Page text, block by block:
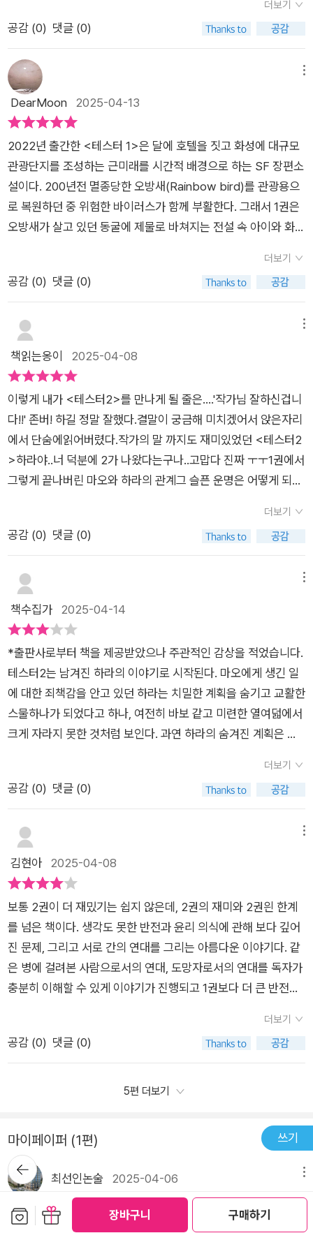
장바구니 구매하기
형 아니잖아. ❞❝당신 류온 아니잖아. ❞❝당신이 내 형일 리가 없
어. 왜냐고? 형은 내가 죽였거든. ❞ 기억을 잃었다고 생각한 휘는
기억을 잃은 척을 한 거였다. 그럼 온이 가짜란 말인가? #제로책
방 #책리뷰 #책기록 #책추천 #청소년도서추천 #가독성좋은도
서 #아이랑함께읽는책 #마오컴백 #한국문학 #북스타그램 #신
간도서추천 #아이부터성인까지 아무것도 없는 자가 단 하나 가
저 빼앗으면 야망이라 불렀다. 그것이 이 빌어먹을 세상의 법칙이
었다. 69p 그 흔한 보험조차 없는 환자가 당당히 VIP실을 요구
했고, 고가의 약과 치료를 아무 불만 없이 모두 수용했다. 현실에
서 의료 윤리보다 중요한 건 입원 환자의 재력이었고, 그 힘은 수
많은 병원 관계자의 궁금증과 호기심을 단번에 잠재우는 위력을
발휘했다. 209p❝그런 감상적인 사고도, 다 여유가 있으니까 가
능한 거야. 눈앞에서 가족이 떠내려가는 걸 보고도, 자식의 시체
쓰듯 던져준 손바닥만 한 그린돔에서 납작 엎드려 조용히 농사만
짓는다고 아무것도 모르는 사람들이 수군거리고 비난해도 어쩔
수 없이 모른 척해. 왜? 살아야 하니까. 나머지 가족의 생계가 걸
린 문제니까. 그렇게 마음껏 슬퍼하고 화낼 수 있는 거, 그거야말
로 아무나 할 수 없는 특권이란 사실을 명심해. ❞217p
두해 두었을까' 하는 생각이 많이 들었다테스터만으로도 이야기
결말도 좋다고 생각했는데 2편 미쳤다이희영 작가님 책은 첫 문
장부터 빠져들어 마지막까지 읽다가 멈출 수가 없다넷플리스 보
다 더 재미있다
가 있었다.치료제를 개발하던 연구원.. 옥상에서 떨어진 마오를
살린 연구원..하라의 치료제를 개발하기 위해 마오를 실험하던 연
구원이었다.사라진 연구노트를 찾는 과정이 새롭게 그려진다.--
📖163p. 인간의 지리멸렬한 삶 따위에 조금도 관심 없다는 듯 자
연은 언제나처럼 고요한 침묵으로 생명을 키웠다. 하라는 문득 자
신의 삶이 창밖에서 하늘거리는 들꽃 한송이만큼의 가치도 없다
직 자신들의 욕망만 앞세우면 결국 다 같이 파멸할 수밖에 없다는
사실을. 길가에 핀 들꽃 한 송이와 벌, 나비조차 꺠달은 공생의 의
미를 지독히도 아둔한 만물의 영장만 모르고 있었다.📖205p.그
녀가 멍하니 서서 오래된 구형 메이드봇을 바라보았다. 어쩌면 이
아이를 지켜준 건, 자신이 만든 치료제가 이닌지도 몰랐다. 이 낡
고 고리타분하며, 인간보다 훨씬 꼬장꼬장한, 바보처럼 착한 저
친구였는지도.📖273p.“언젠가 말씀하셨죠. 인간은 세상에서 사
인칩은 자신가 가장 가까운 사람이 되어준다고 했습니다. 그게 인
연이라고요.”“...”“제 모든 기억을 온전히 가지고 계시길 원합니
다. 그럼 제 브레인칩은 절대 지워지지 않을 겁니다. 제 인연은 하
라 님이 되실 테니까요.”--보보와 진솔 아저씨..인간보다 더 마음
깊은 로봇들을 보며 눈물을 흘렸다.하라를 생각하는 진솔 아저씨
의 대사와 행동에서 단순히 보호자가 아닌 하라를 생각하는 그의
마음이 아름답고, 슬프고, 또 긴 여운으로 남았다.마오와 하라의
앞길에 밝은 미래만 있기를..마오와 보보, 하라와 진솔이 함께하
는, 서로를 위하며 평범한 행복을 꿈꾸는 삶을 살 수 있기를 기대
더보기
공감 (0) 댓글 (0)
DearMoon 2025-04-13
2022년 출간한 <테스터 1>은 달에 호텔을 짓고 화성에 대규모
관광단지를 조성하는 근미래를 시간적 배경으로 하는 SF 장편소
설이다. 200년전 멸종당한 오방새(Rainbow bird)를 관광용으
로 복원하던 중 위험한 바이러스가 함께 부활한다. 그래서 1권은
오방새가 살고 있던 동굴에 제물로 바쳐지는 전설 속 아이와 화성
겼다. 따끈따끈한 후속 <테스터 2>는 류온과 하라의 서사가 교
차하며 진행된다. 강회장으로 대표되는 부와 권력을 가진 소수의
위해 필요한 테스터들을 1권에서 그렸다면 이 기술 개발을 위한
결과값인 기후위기 속에서 삶의 터전이 사라진 사람들을 2권에
서 등장시킨다. 서해바다 근처에 살던 이들은 2년 전 바다에서 생
급하게 지어준 좁은 거주지와 채소와 과일 농사를 그린돔 몇 개만
이 이들에게 남은 생명줄이다. 하지만 이 세계에서 하층민에 가까
운 이들의 사이는 돈독하다. 이반이 소장님이 운영하는 보건소에
는 가족과 이웃을 잃은 이들이 찾아오고 J사장이 운영하는 로봇
들의 무덤인 정크랜드에서는 류온이 폐기휴머노이드를 조립하여
고장은 잦지만 메이드 로봇이나 강아지 로봇을 선물한다. 강회장
과 그의 아들 본부장, 그리고 며느리는 COO, 쿠라고 불리우며 이
벳으로 불리우지만 정크랜드 마을 속 사람들은 류온, 새별이처럼
이름이 있고 각자의 로봇에게는 -메이드 로봇의 이름은 미스터
킴, 강아지 로봇은 파랑이- 인간다운 이름이 존재한다. 그래서일
까 나는 분명 2권을 읽으며 주인공이 류온과 하라라는 것을 머리
로는 알고 있지만 가슴에 남는 캐릭터는 로봇인 정우와 진솔, 보
보였다. 이 휴머노이드 로봇들은 강회장같은 소수의 권력자들에
게는 비밀을 발설하지 않는 최고의 보안용 비서로 쓰인다. 하지만
휴머니즘을 간직한 인간과 함께 했던 정우와 진솔, 보보는 그 인
간적인 이름 만큼의 인간성을 가지고 있다. 그 이유는 바로 이들
에게 부탁을 하는 로봇봤는가? 이 책엔 있다. 그것도 셋이나. 일
단 정우.“부탁드립니다” 그가 손을 뻗어 살짝 온의 무릎을 건드
렸다. 바닥을 내려다보던 온의 두 눈이 힘겹게 고개를 들었다. 인
간에 의해 만들어진, 인간에 의해 비밀을 간직한, 인간에 의해 파
괴되어 버린, 이 휴머노이드를 보며 온은 자신도 그들과 똑같은
인간이란 사실이 좀처럼 견딜 수가 없었다.(p.107)그리고 보
바라보았다. 어쩌면 이 아이를 지켜준 건, 자신이 만든 치료제가
아닌지도 몰랐다. 이 낡고 고리타분하며, 인간보다 훨씬 꼬장꼬장
한, 바보처럼 착한 저 친구였는지도.(p.205)그리고 마지막으로
진솔. “그것이 하라님이 아닌 저를 위한... 처음이자 마지막 부탁
입니다.”(p.274)작가가 이 책을 통해 우리에게 주는 메시지들은
많다. 하지만 나는 그 중에서도 강회장과 하라, 그리고 류온과 류
휘라는 가족 관계에서도 찾아볼 수 없었던 그 로봇들의 부탁하는
족에게 잘하면 되는데 왜 그렇게 하지 못하고 로봇에게 시키는 인
는 뭐라고 대답을 할 수 있을까? 어마어마한 숙제가 남는 책이다.
더보기
공감 (0) 댓글 (0)
책읽는옹이 2025-04-08
이렇게 내가 <테스터2>를 만나게 될 줄은....'작가님 잘하신겁니
다!!' 존버! 하길 정말 잘했다.결말이 궁금해 미치겠어서 앉은자리
에서 단숨에읽어버렸다.작가의 말 까지도 재미있었던 <테스터2
>하라야..너 덕분에 2가 나왔다는구나..고맙다 진짜 ㅜㅜ1권에서
그렇게 끝나버린 마오와 하라의 관계그 슬픈 운명은 어떻게 되었
었나요?'를 가장 많이 들었다고 하셨으니....📕다섯번째 테스터
마오가 폐기처분되고...마오의 죽음에 죄책감으로 살아가던 하라
책임자 이선생을 찾게되고거기서 '류온'이라는 소년을 만나게 된
다.류온은 재난으로 부모님과 남동생을 잃은 아이류온과 이선생
은 무슨 관계일까그리고 하라와 어떤 연관성이 있는 것일까?소
는 하라의 이야기로 내용이 전개된다.얽히고 섥힌 실타래를 풀어
갈수록놀라움의 연속이다1편이 인간의 잔인함 .욕망과 이기심이
주였다면2편은 좀 더 섬세한 관계를 그려내며단순히 인간과 인
간.인간과 로봇의 사이가 아닌 나를 가장 잘 아는 관계속에서 갖
는 감정을 세심하게 잘 나타낸 것 같다.울컥했다는....ㅠㅠㅠㅠㅠ
ㅠㅠ정우.보보.진솔.. 결국은 가족보단 나은 휴머노이드였네 🥲
정말 최고였다! 2권 꼭 읽어보시길....출판사 서평 중-<테스터 2
가야 하는지를 묻는다. 그리고 그 질문 끝에서 이렇게 말한다. 어
떤 세계에 살고 있든, 결국 중요한 것은 서로를 기억하고 지켜내
려는 마음이라는 사실을 말이다.📗-왜 여전히 나에게 존대하지?
-말했잖아요. 계속 아저씨라고 부를 거라고-나는 인간이 아니다.
-오히려 다행이라 생각해요. 아저씨가 인간이 아니라서. p282-
인상깊었던 구절 📗그는 목적지를 설정하면 알아서 도착하는 자
율주행차가 없었다..그저 자신의 두 다리와 팔로 방향을 잡을 수
있고, 원한다면 언제든지 새로운 길을 찾아갈 수 있는 자전거에
올라 느리고 힘들지만 오직 자신의 힘으로 삶을 개척해 나가고 있
더보기
공감 (0) 댓글 (0)
책수집가 2025-04-14
*출판사로부터 책을 제공받았으나 주관적인 감상을 적었습니다.
테스터2는 남겨진 하라의 이야기로 시작된다. 마오에게 생긴 일
에 대한 죄책감을 안고 있던 하라는 치밀한 계획을 숨기고 교활한
스물하나가 되었다고 하나, 여전히 바보 같고 미련한 열여덟에서
크게 자라지 못한 것처럼 보인다. 과연 하라의 숨겨진 계획은 성
간의 무용함과 거만한 착각을 지적하면서 우리의 끝은 공평한 죽
음이라는 사실을 일깨워준다. 전작보다 더 세밀하게 감정을 파고
비중을 둔 모습이다. 고치고 회복하고 나아가는 인간으로서, 조금
더 특별한 우정을 그렸고, 이들이 새롭게 관계를 맺어가는 모습을
담았다.열린 결말보다 꽉 닫힌 결말을 선호하는 분들에게, 테스터
더보기
공감 (0) 댓글 (0)
김현아 2025-04-08
보통 2권이 더 재밌기는 쉽지 않은데, 2권의 재미와 2권읜 한계
를 넘은 책이다. 생각도 못한 반전과 윤리 의식에 관해 보다 깊어
진 문제, 그리고 서로 간의 연대를 그리는 아름다운 이야기다. 같
은 병에 걸려본 사람으로서의 연대, 도망자로서의 연대를 독자가
충분히 이해할 수 있게 이야기가 진행되고 1권보다 더 큰 반전을
권의 가능성을 열어둔 채로 끝났는데 작가님 제가 이해한 게 맞
죠?! 3권 기다릴게요.. (망부석) 젊음마저 살 수 있는 자본주의가
만연하는 세상에 필연적으로 따라오는 건 환경 파괴다. 올해의 여
름이 4월~11월이라는 무서운 이야기가 실제인 것처럼 기술이 발
마련, 윤리적인 문제가 모두 비례하는 것은 아니기에, 우리는 보
다 더딘 속도를 이해해야 한다. 그렇지 않으면 테스터2에 나오는
것처럼 대지진으로 한순간에 모든 것을 잃는 현실이 닥칠 수도 있
다. 환경 파괴를 주로 다루는 책이 아니지만 그렇기에 더 무섭다
고 느꼈다. 한순간에 모든 걸 잃고서도 살아가야만 하기에 이 무
서움을 알고, 우리의 세상을 잃지 않을 수 있도록 우리 모두가 노
더보기
공감 (0) 댓글 (0)
5편 더보기
마이페이퍼 (1편) 쓰기
최선인논술 2025-04-06
˝상대의 걱정이 진심인지, 단순한 조언인지 걱정을 가...
'상대의 걱정이 진심인지, 단순한 조언인지 걱정을 가장한 참견이
뒤로가
기